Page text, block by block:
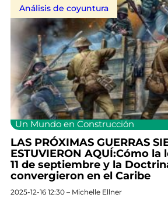
Análisis de coyuntura
Un Mundo en Construcción
LAS PRÓXIMAS GUERRAS
ESTUVIERON AQUÍ:Cómo
11 de septiembre y la
convergieron en el Caribe
2025-12-16 12:30 – Michelle Ellner